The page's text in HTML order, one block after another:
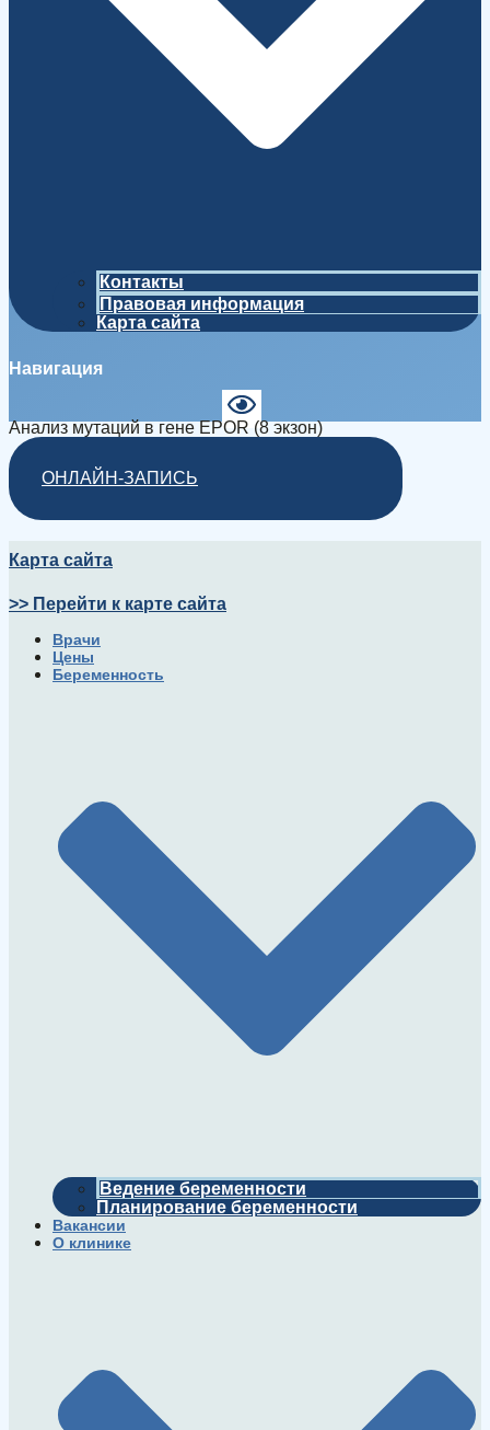
Контакты
Правовая информация
Карта сайта
Навигация
Анализ мутаций в гене EPOR (8 экзон)
ОНЛАЙН-ЗАПИСЬ
Карта сайта
>> Перейти к карте сайта
Врачи
Цены
Беременность
Ведение беременности
Планирование беременности
Вакансии
О клинике